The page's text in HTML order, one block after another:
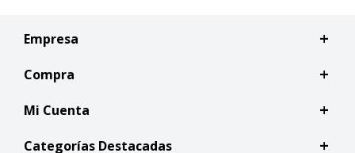
Empresa
Compra
Mi Cuenta
Categorías Destacadas